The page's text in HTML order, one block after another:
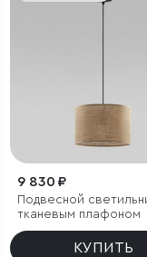
9 830 ₽
Подвесной
тканевым плафоном
КУПИТЬ